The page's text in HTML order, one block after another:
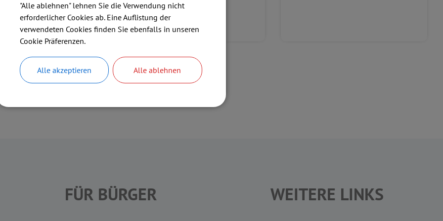
FÜR BÜRGER WEITERE LINKS
"Alle ablehnen" lehnen Sie die Verwendung nicht
erforderlicher Cookies ab. Eine Auflistung der
verwendeten Cookies finden Sie ebenfalls in unseren
Cookie Präferenzen.
Alle akzeptieren Alle ablehnen